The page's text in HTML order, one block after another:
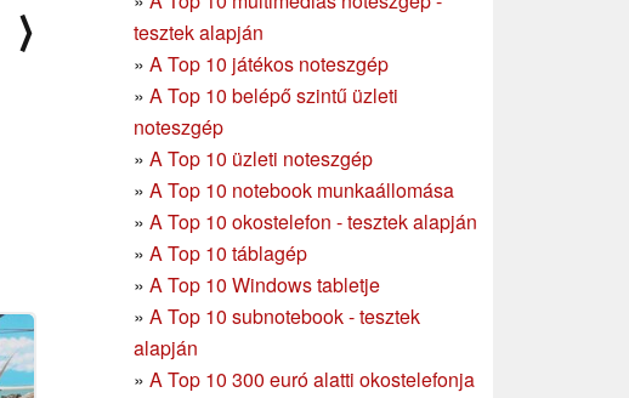
tesztek alapján
» A Top 10 játékos noteszgép
» A Top 10 belépő szintű üzleti
noteszgép
» A Top 10 üzleti noteszgép
» A Top 10 notebook munkaállomása
» A Top 10 okostelefon - tesztek alapján
» A Top 10 táblagép
» A Top 10 Windows tabletje
» A Top 10 subnotebook - tesztek
alapján
» A Top 10 300 euró alatti okostelefonja
⟩